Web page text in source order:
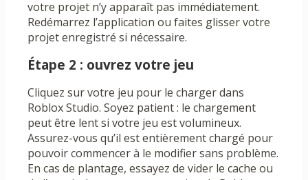
votre projet n’y apparaît pas immédiatement.
Redémarrez l’application ou faites glisser votre
projet enregistré si nécessaire.
Étape 2 : ouvrez votre jeu
Cliquez sur votre jeu pour le charger dans
Roblox Studio. Soyez patient : le chargement
peut être lent si votre jeu est volumineux.
Assurez-vous qu’il est entièrement chargé pour
pouvoir commencer à le modifier sans problème.
En cas de plantage, essayez de vider le cache ou